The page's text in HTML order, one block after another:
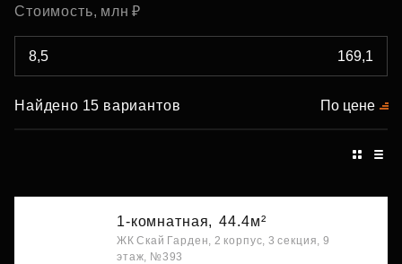
Стоимость, млн ₽
Найдено 15 вариантов По цене
1-комнатная, 44.4м²
ЖК Скай Гарден, 2 корпус, 3 секция, 9
этаж, №393